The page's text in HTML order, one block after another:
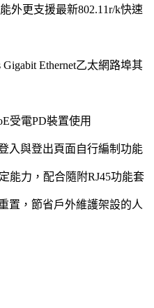
外更支援最新802.11r/k快速
Ethernet乙太網路埠其
受電PD裝置使用
入與登出頁面自行編制功能
能力，配合隨附RJ45功能套
置，節省戶外維護架設的人